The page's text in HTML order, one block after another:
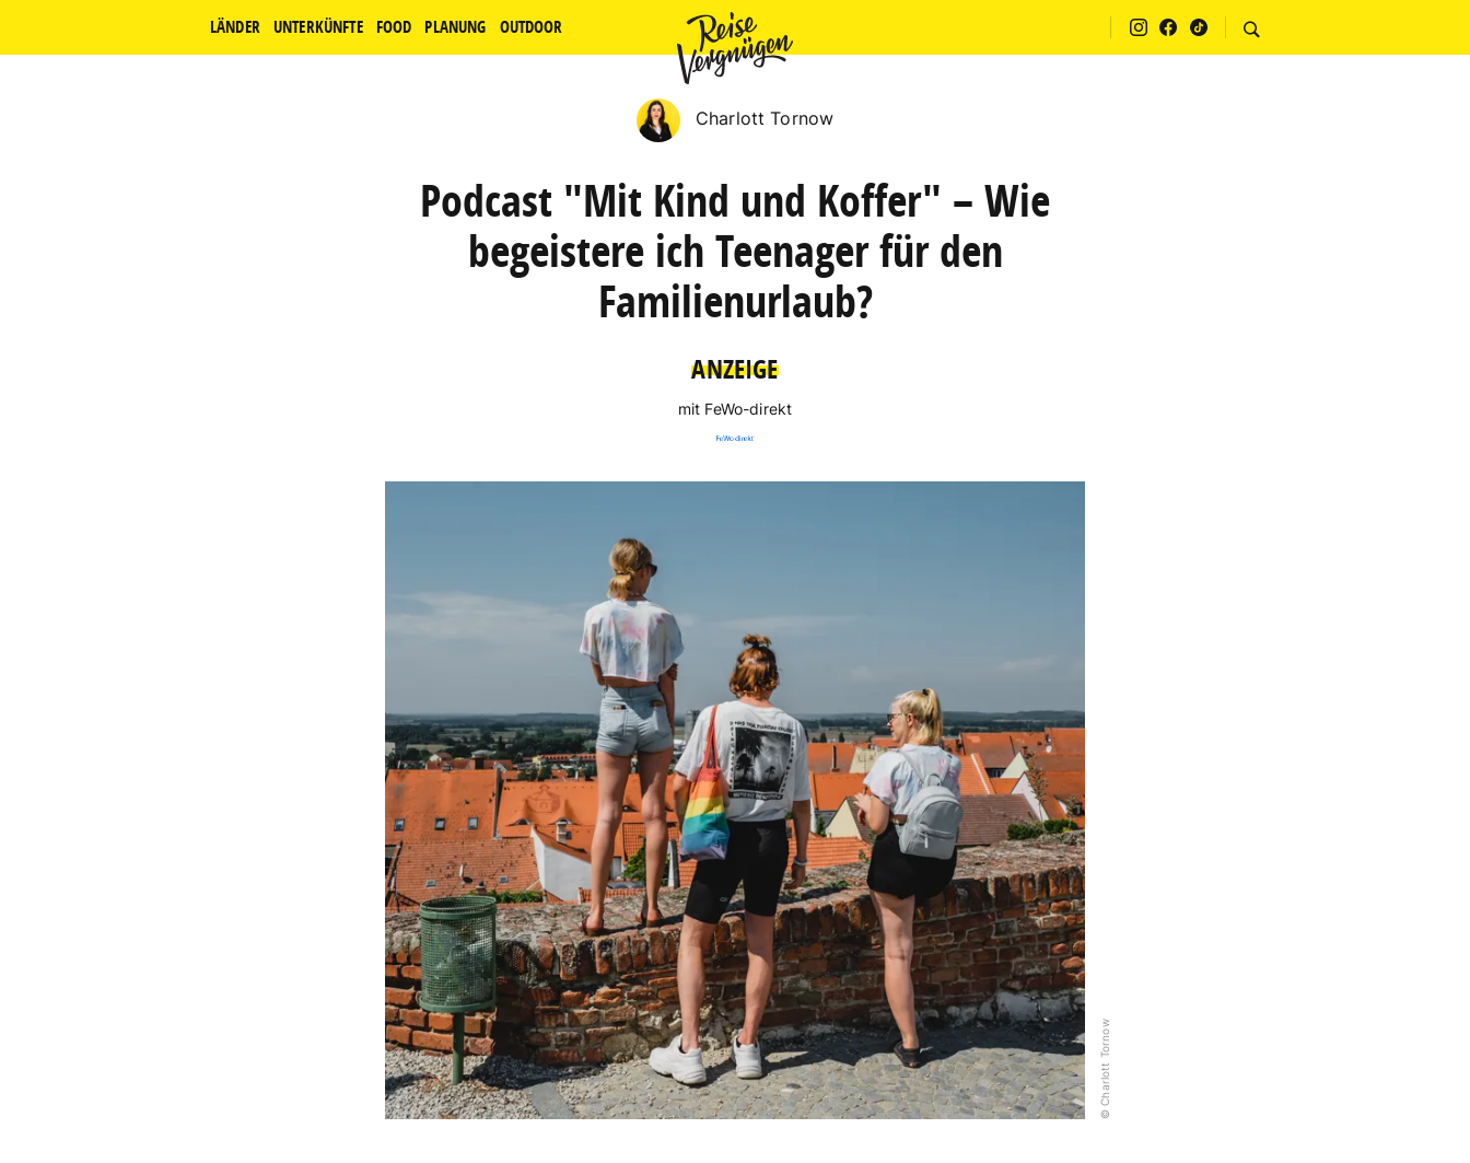
LÄNDER UNTERKÜNFTE FOOD PLANUNG OUTDOOR
Charlott Tornow
Podcast "Mit Kind und Koffer" – Wie
begeistere ich Teenager für den
Familienurlaub?
ANZEIGE
mit FeWo-direkt
© Charlott Tornow